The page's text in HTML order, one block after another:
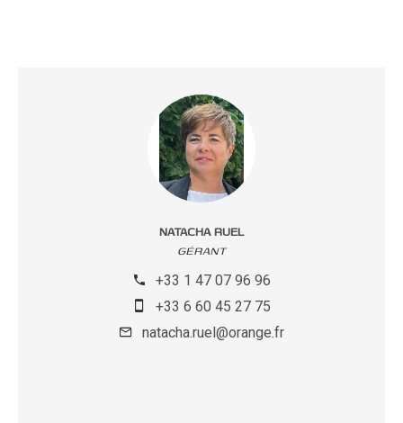
NATACHA RUEL
GÉRANT
+33 1 47 07 96 96
+33 6 60 45 27 75
natacha.ruel@orange.fr